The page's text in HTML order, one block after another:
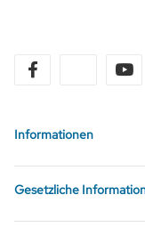
twitter
Informationen
Gesetzliche